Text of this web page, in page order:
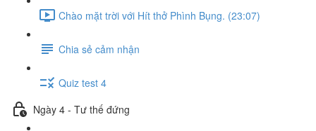
Chào mặt trời với Hít thở Phình Bụng. (23:07)
Chia sẻ cảm nhận
Quiz test 4
Ngày 4 - Tư thế đứng